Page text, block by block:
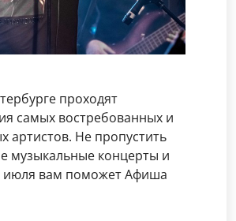
проходят
самых востребованных и
артистов. Не пропустить
музыкальные концерты и
июля вам поможет Афиша